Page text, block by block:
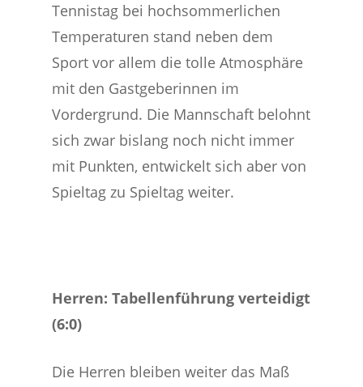
Tennistag bei hochsommerlichen
Temperaturen stand neben dem
Sport vor allem die tolle Atmosphäre
mit den Gastgeberinnen im
Vordergrund. Die Mannschaft belohnt
sich zwar bislang noch nicht immer
mit Punkten, entwickelt sich aber von
Spieltag zu Spieltag weiter.
Herren: Tabellenführung verteidigt
(6:0)
Die Herren bleiben weiter das Maß